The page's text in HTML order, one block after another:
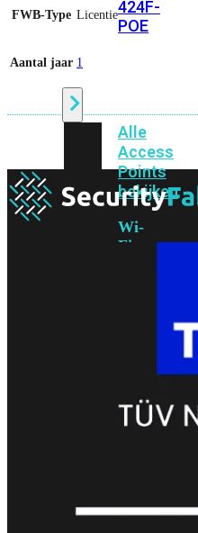
424F-
POE
Alle
Access
Points
bekijken
Wi-
Fi
Wi-
Fi
FWB-Type Licentie
Aantal jaar 1